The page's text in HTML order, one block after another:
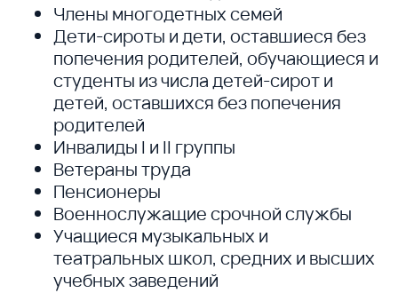
Члены многодетных семей
Дети-сироты и дети, оставшиеся без
попечения родителей, обучающиеся и
студенты из числа детей-сирот и
детей, оставшихся без попечения
родителей
Инвалиды I и II группы
Ветераны труда
Пенсионеры
Военнослужащие срочной службы
Учащиеся музыкальных и
театральных школ, средних и высших
учебных заведений